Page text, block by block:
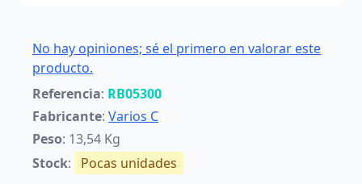
No hay opiniones; sé el primero en valorar este
producto.
Referencia: RB05300
Fabricante: Varios C
Peso: 13,54 Kg
Stock: Pocas unidades